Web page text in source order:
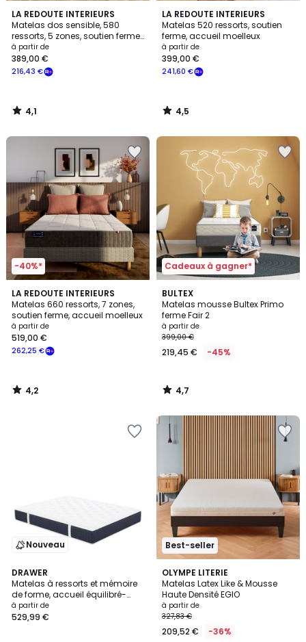
LA REDOUTE INTERIEURS
Matelas dos sensible, 580
ressorts, 5 zones, soutien ferme,
accueil moelleux
à partir de
216,43 €
389,00 €
4,1
/ 5
4,1
/
LA REDOUTE INTERIEURS
Matelas 520 ressorts, soutien
ferme, accueil moelleux
à partir de
241,60 €
399,00 €
4,5
/ 5
4,5
/
-40%*
LA REDOUTE INTERIEURS
Matelas 660 ressorts, 7 zones,
soutien ferme, accueil moelleux
à partir de
262,25 €
519,00 €
4,2
/ 5
4,2
/
Cadeaux à gagner*
BULTEX
Matelas mousse Bultex Primo
ferme Fair 2
à partir de
399,00 €
219,45 € -45%
4,7
/ 5
4,7
/
Nouveau
DRAWER
Matelas à ressorts et mémoire
de forme, accueil équilibré-
MOJO
à partir de
529,99 €
Best-seller
OLYMPE LITERIE
Matelas Latex Like & Mousse
Haute Densité EGIO
à partir de
327,83 €
209,52 € -36%
4,6
/ 5